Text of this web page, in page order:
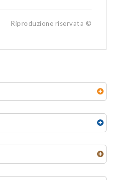
Riproduzione riservata ©